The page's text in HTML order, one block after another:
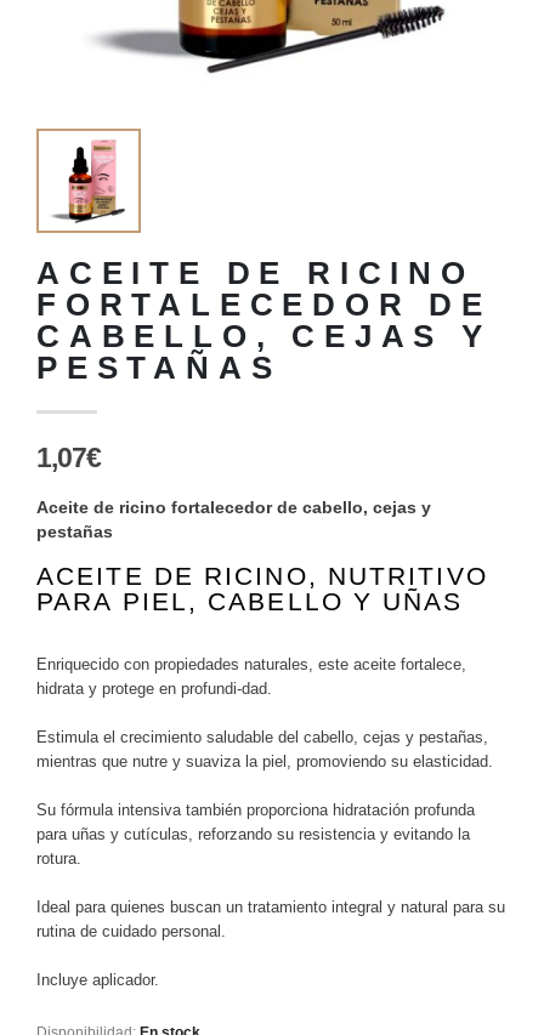
ACEITE DE RICINO
FORTALECEDOR DE
CABELLO, CEJAS Y
PESTAÑAS
1,07€
Aceite de ricino fortalecedor de cabello, cejas y
pestañas
ACEITE DE RICINO, NUTRITIVO
PARA PIEL, CABELLO Y UÑAS
Enriquecido con propiedades naturales, este aceite fortalece,
hidrata y protege en profundi-dad.
Estimula el crecimiento saludable del cabello, cejas y pestañas,
mientras que nutre y suaviza la piel, promoviendo su elasticidad.
Su fórmula intensiva también proporciona hidratación profunda
para uñas y cutículas, reforzando su resistencia y evitando la
rotura.
Ideal para quienes buscan un tratamiento integral y natural para su
rutina de cuidado personal.
Incluye aplicador.
Disponibilidad: En stock